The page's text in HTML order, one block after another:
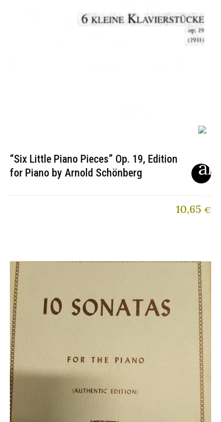
“Six Little Piano Pieces” Op. 19, Edition
for Piano by Arnold Schönberg
10,65 €